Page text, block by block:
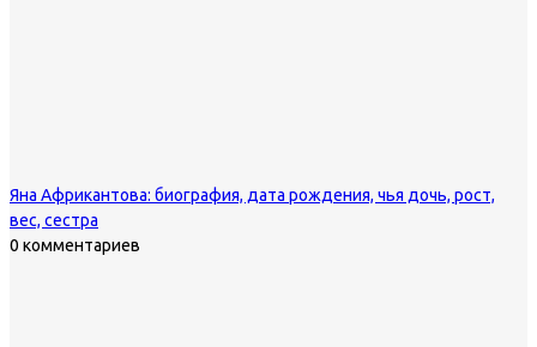
Яна Африкантова: биография, дата рождения, чья дочь, рост,
вес, сестра
0 комментариев